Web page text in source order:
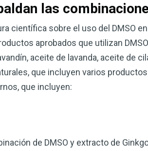
las
científica sobre el uso del DMSO
aprobados que utilizan
aceite de lavanda, aceite de
que incluyen varios
que incluyen:
de DMSO y extracto de